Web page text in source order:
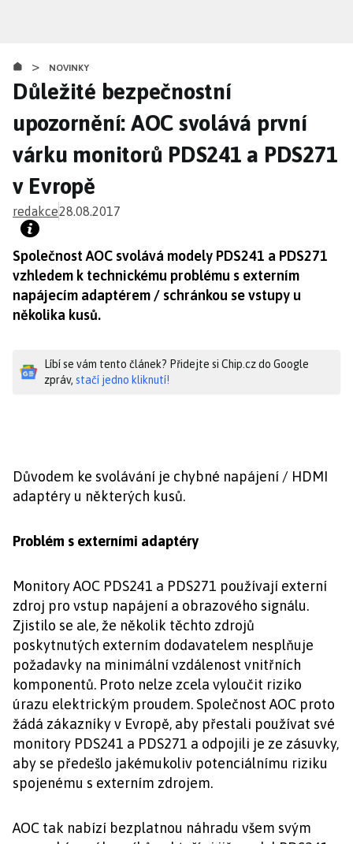
obsahu
> NOVINKY
Důležité bezpečnostní
upozornění: AOC svolává první
várku monitorů PDS241 a PDS271
v Evropě
redakce28.08.2017
Společnost AOC svolává modely PDS241 a PDS271
vzhledem k technickému problému s externím
napájecím adaptérem / schránkou se vstupy u
několika kusů.
Líbí se vám tento článek? Přidejte si Chip.cz do Google
zpráv, stačí jedno kliknutí!
Důvodem ke svolávání je chybné napájení / HDMI
adaptéry u některých kusů.
Problém s externími adaptéry
Monitory AOC PDS241 a PDS271 používají externí
zdroj pro vstup napájení a obrazového signálu.
Zjistilo se ale, že několik těchto zdrojů
poskytnutých externím dodavatelem nesplňuje
požadavky na minimální vzdálenost vnitřních
komponentů. Proto nelze zcela vyloučit riziko
úrazu elektrickým proudem. Společnost AOC proto
žádá zákazníky v Evropě, aby přestali používat své
monitory PDS241 a PDS271 a odpojili je ze zásuvky,
aby se předešlo jakémukoliv potenciálnímu riziku
spojenému s externím zdrojem.
AOC tak nabízí bezplatnou náhradu všem svým